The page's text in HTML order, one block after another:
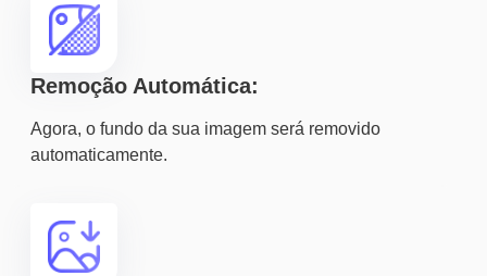
Remoção Automática:
Agora, o fundo da sua imagem será removido
automaticamente.